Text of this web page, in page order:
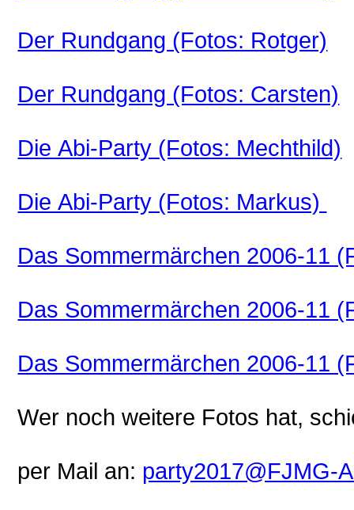
Der Rundgang (Fotos: Rotger)
Der Rundgang (Fotos: Carsten)
Die Abi-Party (Fotos: Mechthild)
Die Abi-Party (Fotos: Markus)
Das Sommermärchen 2006-11
Das Sommermärchen 2006-11
Das Sommermärchen 2006-11
Wer noch weitere Fotos hat,
per Mail an: party2017@FJMG-